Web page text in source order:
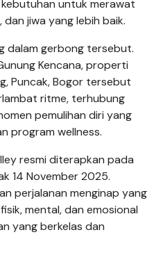
untuk merawat
jiwa yang lebih baik.
dalam gerbong tersebut.
Kencana, properti
Puncak, Bogor tersebut
ritme, terhubung
pemulihan diri yang
program wellness.
resmi diterapkan pada
14 November 2025.
perjalanan menginap yang
mental, dan emosional
yang berkelas dan